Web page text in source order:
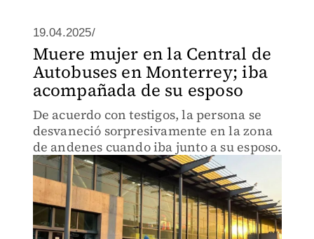
19.04.2025/
Muere mujer en la Central de
Autobuses en Monterrey; iba
acompañada de su esposo
De acuerdo con testigos, la persona se
desvaneció sorpresivamente en la zona
de andenes cuando iba junto a su esposo.